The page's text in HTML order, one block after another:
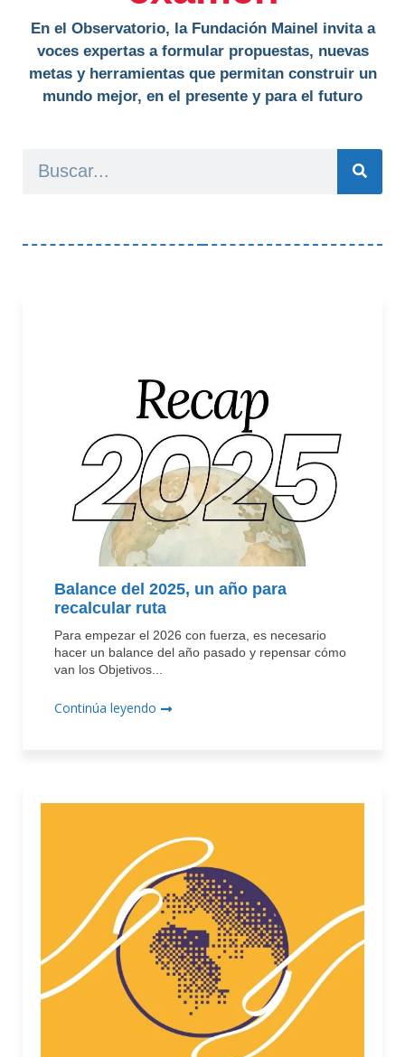
En el Observatorio, la Fundación Mainel invita a
voces expertas a formular propuestas, nuevas
metas y herramientas que permitan construir un
mundo mejor, en el presente y para el futuro
Balance del 2025, un año para
recalcular ruta
Para empezar el 2026 con fuerza, es necesario
hacer un balance del año pasado y repensar cómo
van los Objetivos...
Continúa leyendo